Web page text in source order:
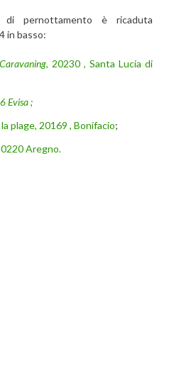
pernottamento è ricaduta
in basso:
20230 , Santa Lucia di
Evisa ;
plage, 20169 , Bonifacio;
Aregno.